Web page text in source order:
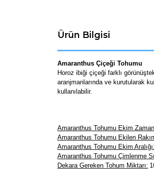
Ürün Bilgisi
Amaranthus Çiçeği Tohumu
Horoz ibiği çiçeği farklı
aranjmanlarında ve kurutularak
kullanılabilir.
Amaranthus Tohumu Ekim
Amaranthus Tohumu Ekilen
Amaranthus Tohumu Ekim Aralığı:
Amaranthus Tohumu Çimlenme
Dekara Gereken Tohum Miktarı: